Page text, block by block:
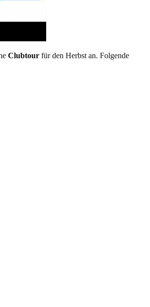
Clubtour für den Herbst an. Folgende